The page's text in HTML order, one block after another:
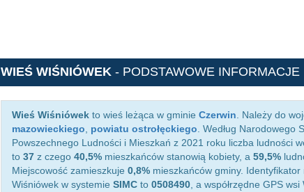
WIEŚ WIŚNIÓWEK - PODSTAWOWE INFORMACJE
Wieś Wiśniówek to wieś leżąca w gminie Czerwin . Należy do
mazowieckiego
powiatu ostrołęckiego . Według Narodowego
Powszechnego Ludności i Mieszkań z 2021 roku liczba ludności
to 37 z czego 40,5% mieszkańców stanowią kobiety, a 59,5%
Miejscowość zamieszkuje 0,8% mieszkańców gminy. Identyfikator
Wiśniówek w systemie SIMC to 0508490 , a współrzędne GPS